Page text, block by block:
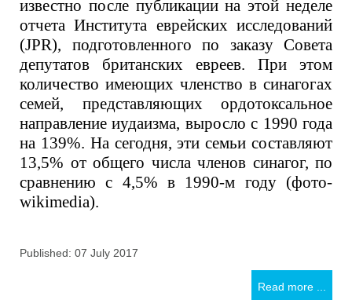
известно после публикации на этой неделе
отчета Института еврейских исследований
(JPR), подготовленного по заказу Совета
депутатов британских евреев. При этом
количество имеющих членство в синагогах
семей, представляющих ордотоксальное
направление иудаизма, выросло с 1990 года
на 139%. На сегодня, эти семьи составляют
13,5% от общего числа членов синагог, по
сравнению с 4,5%в 1990-м году (фото-
wikimedia).
Published: 07 July 2017
Read more ...